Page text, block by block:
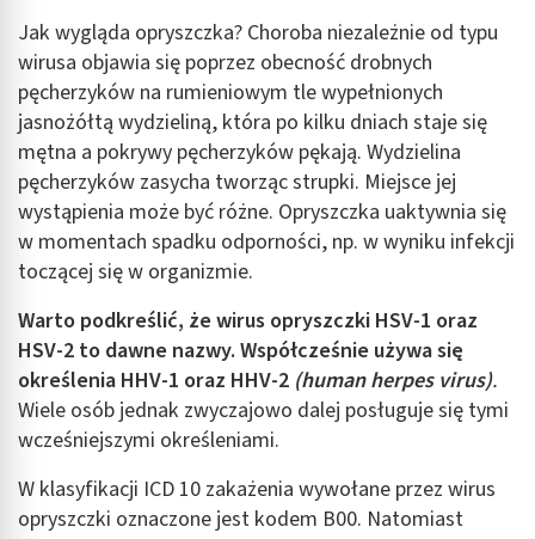
Jak wygląda opryszczka? Choroba niezależnie od typu
wirusa objawia się poprzez obecność drobnych
pęcherzyków na rumieniowym tle wypełnionych
jasnożółtą wydzieliną, która po kilku dniach staje się
mętna a pokrywy pęcherzyków pękają. Wydzielina
pęcherzyków zasycha tworząc strupki. Miejsce jej
wystąpienia może być różne. Opryszczka uaktywnia się
w momentach spadku odporności, np. w wyniku infekcji
toczącej się w organizmie.
Warto podkreślić, że wirus opryszczki HSV-1 oraz
HSV-2 to dawne nazwy. Współcześnie używa się
określenia HHV-1 oraz HHV-2 (human herpes virus).
Wiele osób jednak zwyczajowo dalej posługuje się tymi
wcześniejszymi określeniami.
W klasyfikacji ICD 10 zakażenia wywołane przez wirus
opryszczki oznaczone jest kodem B00. Natomiast